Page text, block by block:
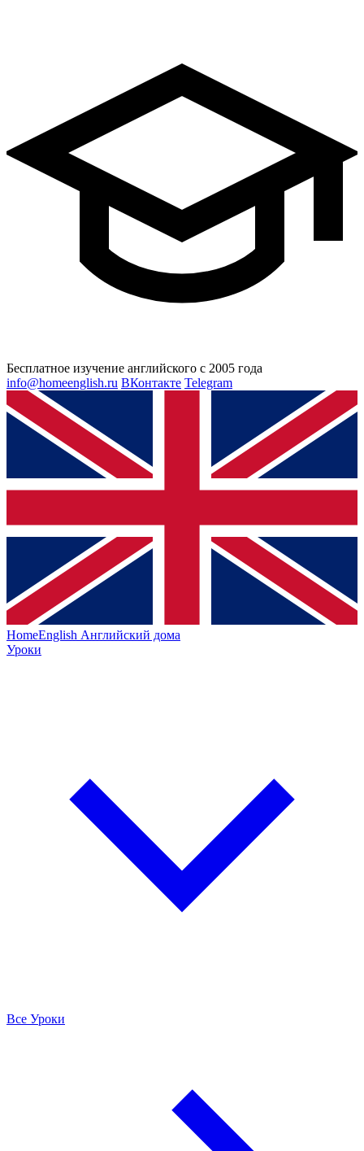
Бесплатное изучение английского с 2005 года
info@homeenglish.ru ВКонтакте Telegram
HomeEnglish Английский дома
Уроки
Все Уроки